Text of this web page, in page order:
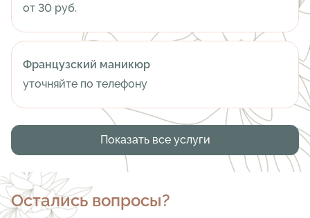
от 30 руб.
Французский маникюр
уточняйте по телефону
Показать все услуги
Остались вопросы?